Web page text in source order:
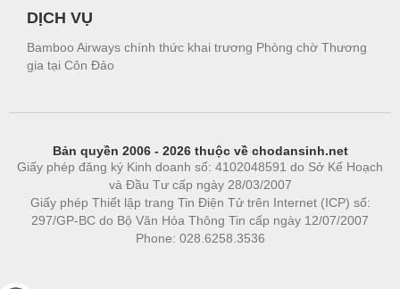
DỊCH VỤ
Bamboo Airways chính thức khai trương Phòng chờ Thương
gia tại Côn Đảo
Bản quyền 2006 - 2026 thuộc về chodansinh.net
Giấy phép đăng ký Kinh doanh số: 4102048591 do Sở Kế Hoạch
và Đầu Tư cấp ngày 28/03/2007
Giấy phép Thiết lập trang Tin Điện Tử trên Internet (ICP) số:
297/GP-BC do Bộ Văn Hóa Thông Tin cấp ngày 12/07/2007
Phone: 028.6258.3536